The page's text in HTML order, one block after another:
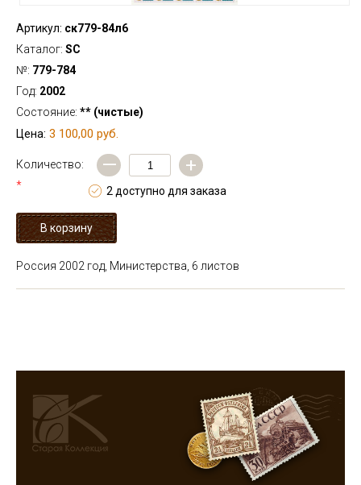
Артикул: ск779-84л6
Каталог: SC
№: 779-784
Год: 2002
Состояние: ** (чистые)
Цена: 3 100,00 руб.
Количество:
*
— +
2 доступно для заказа
Россия 2002 год, Министерства, 6 листов